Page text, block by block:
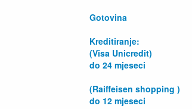
Gotovina
Kreditiranje:
(Visa Unicredit)
do 24 mjeseci
(Raiffeisen shopping )
do 12 mjeseci